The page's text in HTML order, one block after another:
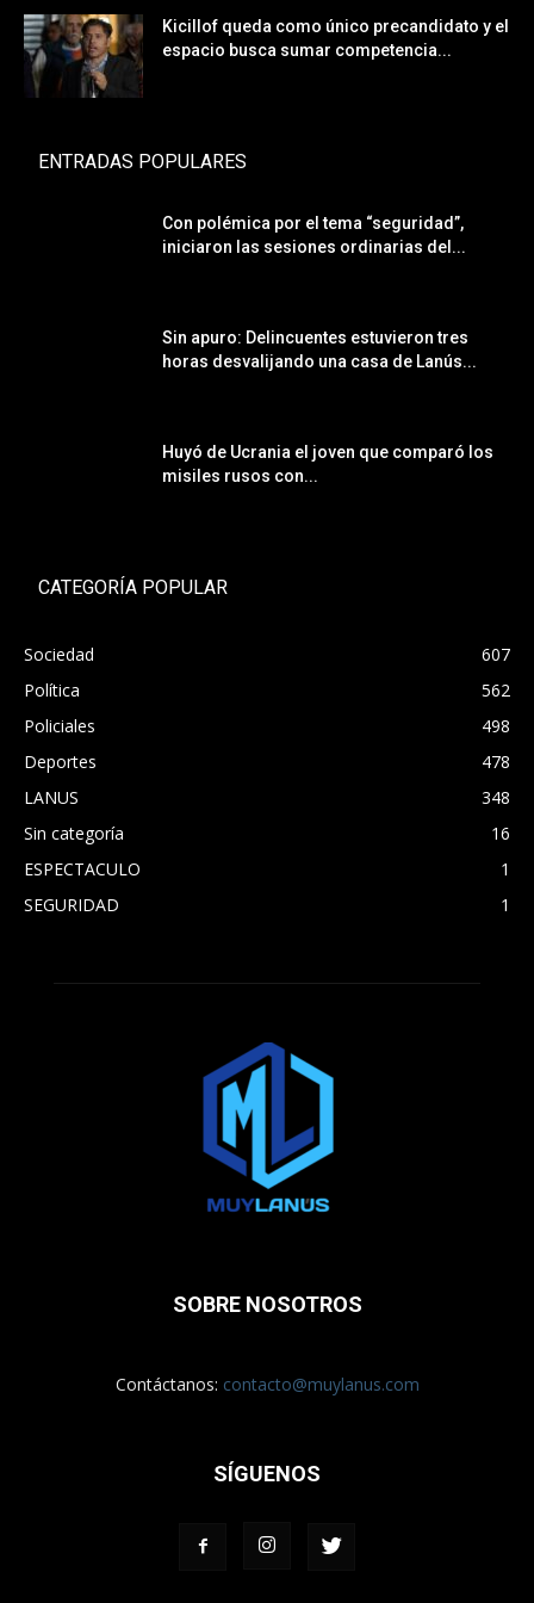
Kicillof queda como único precandidato y el
espacio busca sumar competencia...
ENTRADAS POPULARES
Con polémica por el tema “seguridad”,
iniciaron las sesiones ordinarias del...
Sin apuro: Delincuentes estuvieron tres
horas desvalijando una casa de Lanús...
Huyó de Ucrania el joven que comparó los
misiles rusos con...
CATEGORÍA POPULAR
Sociedad
607
Política
562
Policiales
498
Deportes
478
LANUS
348
Sin categoría
16
ESPECTACULO
1
SEGURIDAD
1
SOBRE NOSOTROS
Contáctanos: contacto@muylanus.com
SÍGUENOS